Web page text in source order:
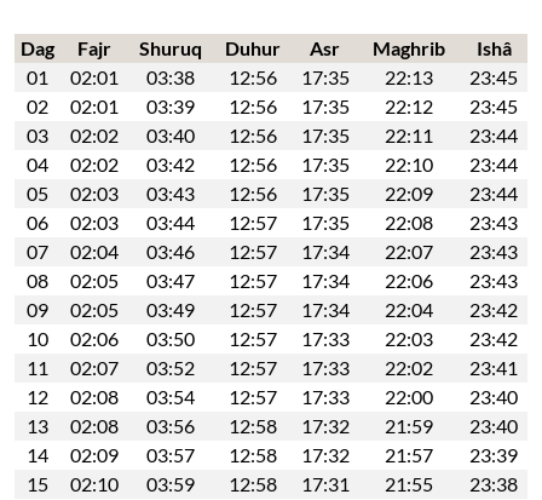
Dag Fajr Shuruq Duhur Asr Maghrib
Ishâ
01
02:01 03:38 12:56 17:35 22:13
23:45
02
02:01 03:39 12:56 17:35 22:12
23:45
03
02:02 03:40 12:56 17:35 22:11
23:44
04
02:02 03:42 12:56 17:35 22:10
23:44
05
02:03 03:43 12:56 17:35 22:09
23:44
06
02:03 03:44 12:57 17:35 22:08
23:43
07
02:04 03:46 12:57 17:34 22:07
23:43
08
02:05 03:47 12:57 17:34 22:06
23:43
09
02:05 03:49 12:57 17:34 22:04
23:42
10
02:06 03:50 12:57 17:33 22:03
23:42
11
02:07 03:52 12:57 17:33 22:02
23:41
12
02:08 03:54 12:57 17:33 22:00
23:40
13
02:08 03:56 12:58 17:32 21:59
23:40
14
02:09 03:57 12:58 17:32 21:57
23:39
15
02:10 03:59 12:58 17:31 21:55
23:38